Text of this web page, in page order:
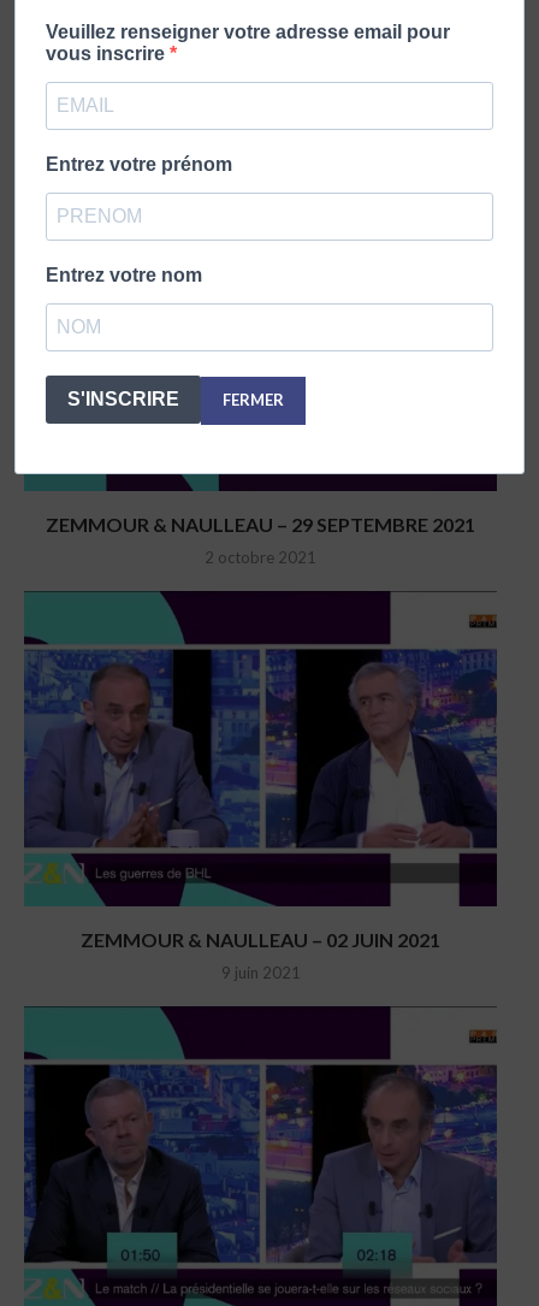
DEUX
VOUS POURRIEZ AUSSI APPRECIER
ZEMMOUR & NAULLEAU – 29 SEPTEMBRE 2021
2 octobre 2021
ZEMMOUR & NAULLEAU – 02 JUIN 2021
9 juin 2021
Veuillez renseigner votre adresse email pour
vous inscrire
Entrez votre prénom
Entrez votre nom
S'INSCRIRE FERMER